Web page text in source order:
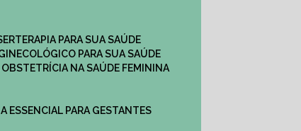
PARA SUA SAÚDE
PARA SUA SAÚDE
OBSTETRÍCIA NA SAÚDE FEMININA
ESSENCIAL PARA GESTANTES